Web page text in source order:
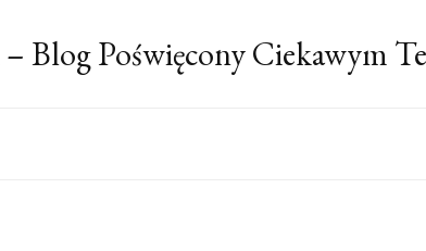
– Blog Poświęcony Ciekawym